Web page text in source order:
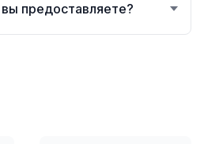
предоставляете?